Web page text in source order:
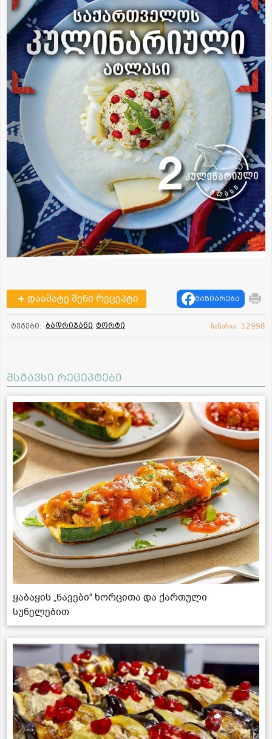
დაამატე შენი რეცეპტი გაზიარება
ტეგები: ბადრიჯანი ტორტი ნანახია: 12998
მსგავსი რეცეპტები
ყაბაყის „ნავები“ ხორცითა და ქართული
სუნელებით